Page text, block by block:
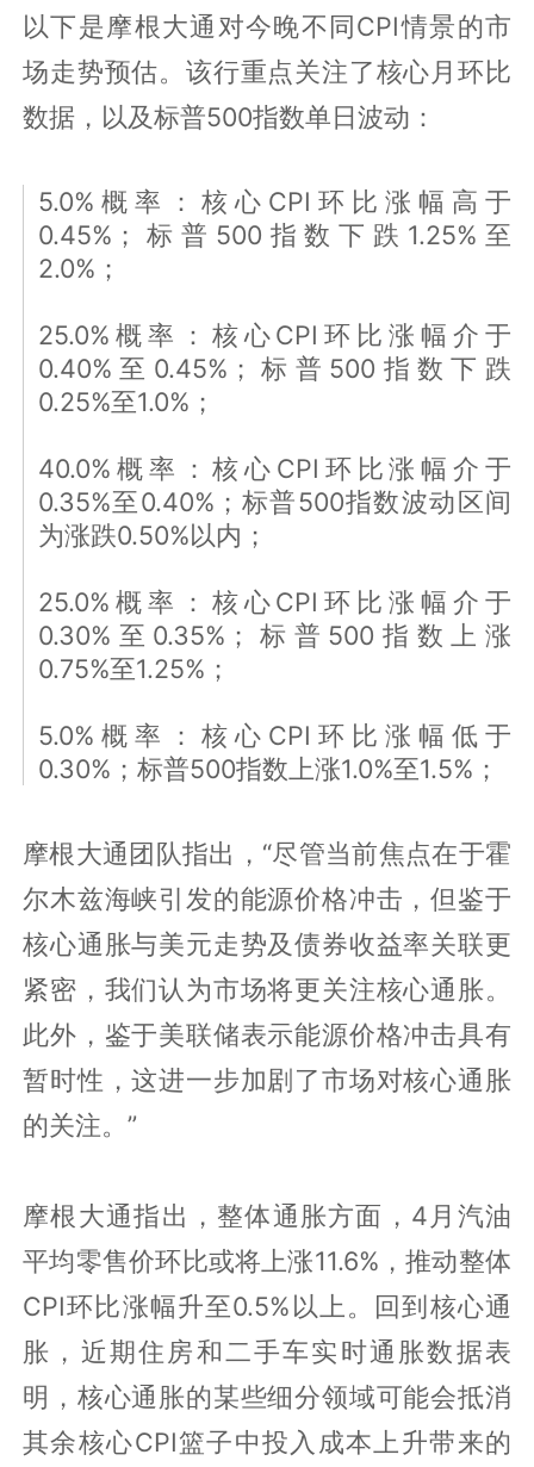
以下是摩根大通对今晚不同CPI情景的市
场走势预估。该行重点关注了核心月环比
数据，以及标普500指数单日波动：
5.0%概率：核心CPI环比涨幅高于
0.45%；标普500指数下跌1.25%至
2.0%；
25.0%概率：核心CPI环比涨幅介于
0.40%至0.45%；标普500指数下跌
0.25%至1.0%；
40.0%概率：核心CPI环比涨幅介于
0.35%至0.40%；标普500指数波动区间
为涨跌0.50%以内；
25.0%概率：核心CPI环比涨幅介于
0.30%至0.35%；标普500指数上涨
0.75%至1.25%；
5.0%概率：核心CPI环比涨幅低于
0.30%；标普500指数上涨1.0%至1.5%；
摩根大通团队指出，“尽管当前焦点在于霍
尔木兹海峡引发的能源价格冲击，但鉴于
核心通胀与美元走势及债券收益率关联更
紧密，我们认为市场将更关注核心通胀。
此外，鉴于美联储表示能源价格冲击具有
暂时性，这进一步加剧了市场对核心通胀
的关注。”
摩根大通指出，整体通胀方面，4月汽油
平均零售价环比或将上涨11.6%，推动整体
CPI环比涨幅升至0.5%以上。回到核心通
胀，近期住房和二手车实时通胀数据表
明，核心通胀的某些细分领域可能会抵消
其余核心CPI篮子中投入成本上升带来的